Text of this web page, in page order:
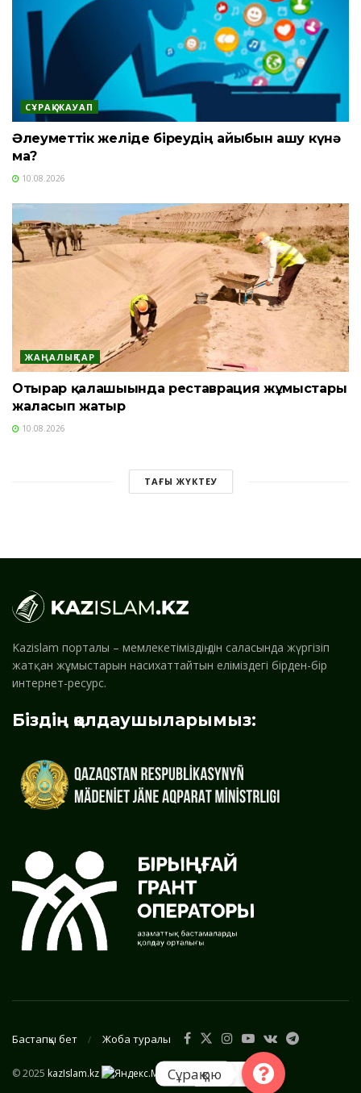
СҰРАҚ-ЖАУАП
Әлеуметтік желіде біреудің айыбын ашу күнә
ма?
10.08.2026
ЖАҢАЛЫҚТАР
Отырар қалашығында реставрация жұмыстары
жалғасып жатыр
10.08.2026
ТАҒЫ ЖҮКТЕУ
Kazislam порталы – мемлекетіміздің дін саласында жүргізіп
жатқан жұмыстарын насихаттайтын еліміздегі бірден-бір
интернет-ресурс.
Біздің қолдаушыларымыз:
Бастапқы бет Жоба туралы
© 2025 kazIslam.kz Сұрақ қою